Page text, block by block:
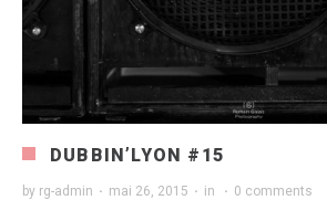
DUBBIN’LYON #15
by rg-admin · mai 26, 2015 · in · 0 comments